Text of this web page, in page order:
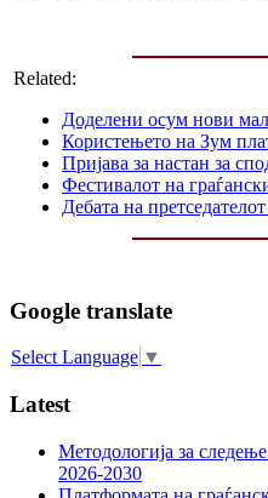
Related:
Доделени осум нови
Користењето на Зум
Пријава за настан за
Фестивалот на
Дебата на
Google translate
Select Language ▼
Latest
Методологија за
2026-2030